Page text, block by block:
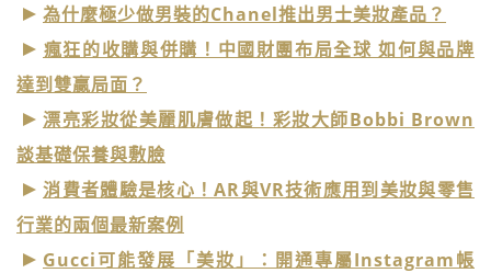
為什麼極少做男裝的Chanel推出男士美妝產品？
瘋狂的收購與併購！中國財團布局全球 如何與品牌
達到雙贏局面？
漂亮彩妝從美麗肌膚做起！彩妝大師Bobbi Brown
談基礎保養與敷臉
消費者體驗是核心！AR與VR技術應用到美妝與零售
行業的兩個最新案例
Gucci可能發展「美妝」：開通專屬Instagram帳